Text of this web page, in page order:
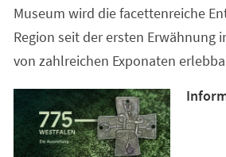
Museum wird die facettenreiche
Region seit der ersten Erwähnung
von zahlreichen Exponaten